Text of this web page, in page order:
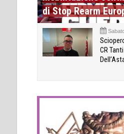
di Stop Rearm
CR